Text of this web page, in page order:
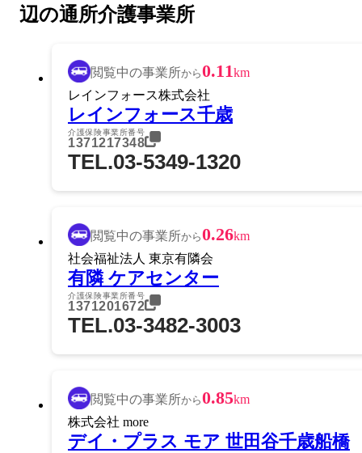
辺の通所介護事業所
閲覧中の事業所から0.11km
レインフォース株式会社
レインフォース千歳
介護保険事業所番号
1371217348
TEL.03-5349-1320
閲覧中の事業所から0.26km
社会福祉法人 東京有隣会
有隣 ケアセンター
介護保険事業所番号
1371201672
TEL.03-3482-3003
閲覧中の事業所から0.85km
株式会社 more
デイ・プラス モア 世田谷千歳船橋